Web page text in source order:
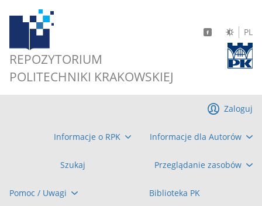
REPOZYTORIUM
POLITECHNIKI KRAKOWSKIEJ
PL
Informacje o RPK Informacje dla Autorów
Szukaj Przeglądanie zasobów
Pomoc / Uwagi Biblioteka PK
Zaloguj